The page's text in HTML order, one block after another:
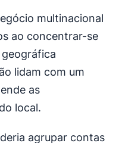
multinacional
ao concentrar-se
lidam com um
as
local.
agrupar contas